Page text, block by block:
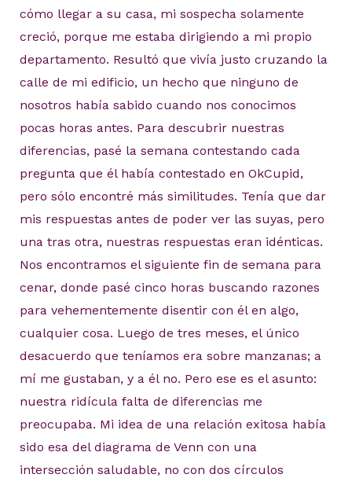
cómo llegar a su casa, mi sospecha solamente
creció, porque me estaba dirigiendo a mi propio
departamento. Resultó que vivía justo cruzando la
calle de mi edificio, un hecho que ninguno de
nosotros había sabido cuando nos conocimos
pocas horas antes. Para descubrir nuestras
diferencias, pasé la semana contestando cada
pregunta que él había contestado en OkCupid,
pero sólo encontré más similitudes. Tenía que dar
mis respuestas antes de poder ver las suyas, pero
una tras otra, nuestras respuestas eran idénticas.
Nos encontramos el siguiente fin de semana para
cenar, donde pasé cinco horas buscando razones
para vehementemente disentir con él en algo,
cualquier cosa. Luego de tres meses, el único
desacuerdo que teníamos era sobre manzanas; a
mí me gustaban, y a él no. Pero ese es el asunto:
nuestra ridícula falta de diferencias me
preocupaba. Mi idea de una relación exitosa había
sido esa del diagrama de Venn con una
intersección saludable, no con dos círculos